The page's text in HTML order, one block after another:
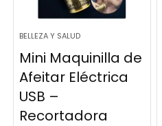
BELLEZA Y SALUD
Mini Maquinilla de
Afeitar Eléctrica
USB –
Recortadora